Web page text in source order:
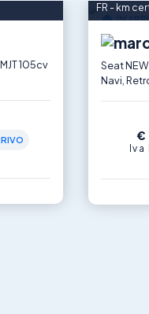
105cv
IN
FR - km
Seat
Navi,
€